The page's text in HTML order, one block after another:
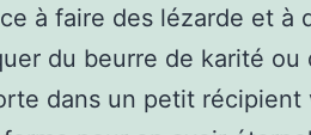
à faire des lézarde et à
du beurre de karité ou
dans un petit récipient